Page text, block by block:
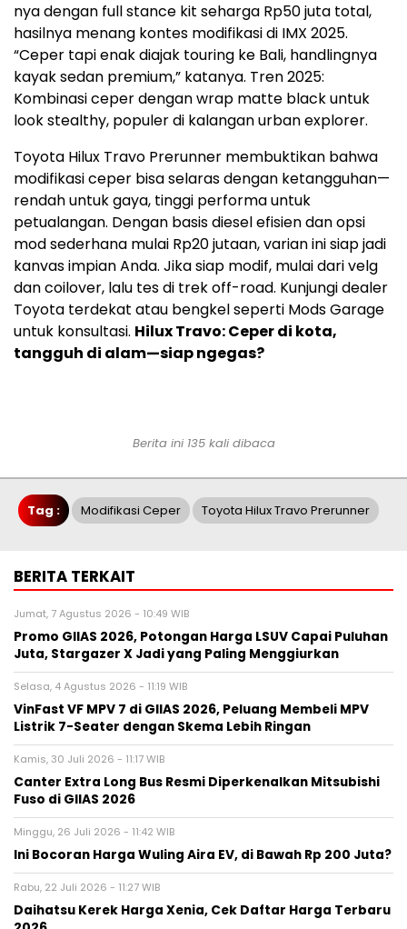
nya dengan full stance kit seharga Rp50 juta total,
hasilnya menang kontes modifikasi di IMX 2025.
“Ceper tapi enak diajak touring ke Bali, handlingnya
kayak sedan premium,” katanya. Tren 2025:
Kombinasi ceper dengan wrap matte black untuk
look stealthy, populer di kalangan urban explorer.
Toyota Hilux Travo Prerunner membuktikan bahwa
modifikasi ceper bisa selaras dengan ketangguhan—
rendah untuk gaya, tinggi performa untuk
petualangan. Dengan basis diesel efisien dan opsi
mod sederhana mulai Rp20 jutaan, varian ini siap jadi
kanvas impian Anda. Jika siap modif, mulai dari velg
dan coilover, lalu tes di trek off-road. Kunjungi dealer
Toyota terdekat atau bengkel seperti Mods Garage
untuk konsultasi. Hilux Travo: Ceper di kota,
tangguh di alam—siap ngegas?
Berita ini 135 kali dibaca
Tag : Modifikasi Ceper Toyota Hilux Travo Prerunner
BERITA TERKAIT
Jumat, 7 Agustus 2026 - 10:49 WIB
Promo GIIAS 2026, Potongan Harga LSUV Capai Puluhan
Juta, Stargazer X Jadi yang Paling Menggiurkan
Selasa, 4 Agustus 2026 - 11:19 WIB
VinFast VF MPV 7 di GIIAS 2026, Peluang Membeli MPV
Listrik 7-Seater dengan Skema Lebih Ringan
Kamis, 30 Juli 2026 - 11:17 WIB
Canter Extra Long Bus Resmi Diperkenalkan Mitsubishi
Fuso di GIIAS 2026
Minggu, 26 Juli 2026 - 11:42 WIB
Ini Bocoran Harga Wuling Aira EV, di Bawah Rp 200 Juta?
Rabu, 22 Juli 2026 - 11:27 WIB
Daihatsu Kerek Harga Xenia, Cek Daftar Harga Terbaru